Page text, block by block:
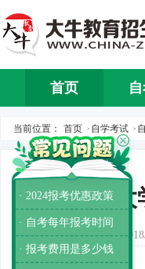
首页
当前位置： 首页 > 自学考试 >
大
发布时间：
· 2024报考优惠政策
· 自考每年报考时间
· 报考费用是多少钱